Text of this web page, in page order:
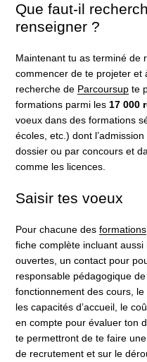
Que faut-il
renseigner ?
Maintenant tu as terminé de
commencer de te projeter et
recherche de Parcoursup te
formations parmi les 17 000
voeux dans des formations
écoles, etc.) dont
dossier ou par concours et
comme les licences.
Saisir tes voeux
Pour chacune desformations
fiche complète incluant
ouvertes, un contact pour
responsable pédagogique
fonctionnement des cours,
les capacités d’accueil, le
en compte pour évaluer ton
te permettront de te faire
de recrutement et sur le